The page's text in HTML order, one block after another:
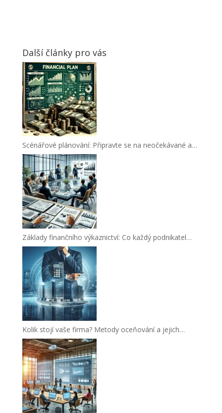
Další články pro vás
Scénářové plánování: Připravte se na neočekávané a…
Základy finančního výkaznictví: Co každý podnikatel…
Kolik stojí vaše firma? Metody oceňování a jejich…